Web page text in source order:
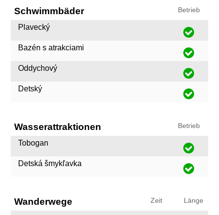
Schwimmbäder Betrieb
Plavecký
Bazén s atrakciami
Oddychový
Detský
Wasserattraktionen Betrieb
Tobogan
Detská šmykľavka
Wanderwege Zeit Länge